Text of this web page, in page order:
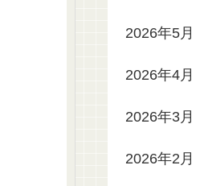
2026年5月
2026年4月
2026年3月
2026年2月